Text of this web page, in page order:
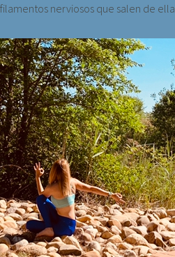
filamentos nerviosos que salen de ella.